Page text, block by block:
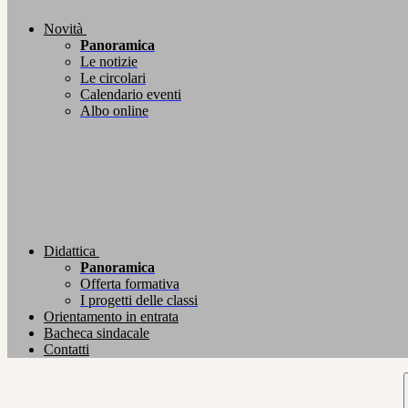
Novità
Panoramica
Le notizie
Le circolari
Calendario eventi
Albo online
Didattica
Panoramica
Offerta formativa
I progetti delle classi
Orientamento in entrata
Bacheca sindacale
Contatti